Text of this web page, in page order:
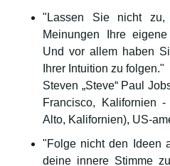
"Lassen Sie nicht
Meinungen Ihre
Und vor allem haben
Ihrer Intuition zu folgen."
Steven „Steve“ Paul
Francisco, Kalifornien
Alto, Kalifornien), US-
"Folge nicht den Ideen
deine innere Stimme